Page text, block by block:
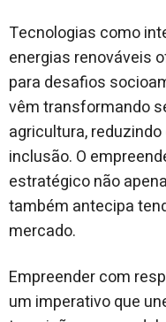
Tecnologias como
energias renováveis
para desafios
vêm transformando
agricultura,
inclusão. O
estratégico não
também antecipa
mercado.
Empreender com
um imperativo que